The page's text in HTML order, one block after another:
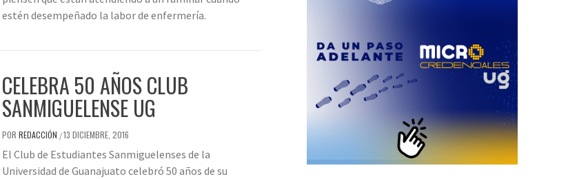
estén desempeñado la labor de enfermería.
CELEBRA 50 AÑOS CLUB
SANMIGUELENSE UG
POR REDACCIÓN /13 DICIEMBRE, 2016
El Club de Estudiantes Sanmiguelenses de la
Universidad de Guanajuato celebró 50 años de su